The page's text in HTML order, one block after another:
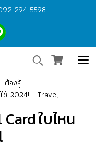
294 5598
ต้องรู้
ช้ 2024! | iTravel
ใบไหน